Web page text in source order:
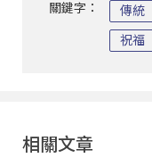
關鍵字： 傳統
祝福
相關文章